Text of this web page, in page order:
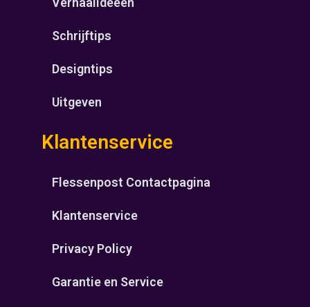
Schrijftips
Designtips
Uitgeven
Klantenservice
Flessenpost Contactpagina
Klantenservice
Privacy Policy
Garantie en Service